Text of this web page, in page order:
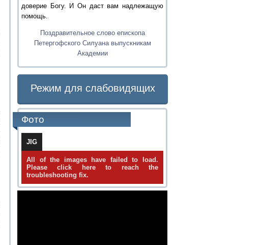
доверие Богу. И Он даст вам надлежащую
помощь.
Поздравительное слово епископа
Петергофского Силуана выпускникам
Академии
Режим для слабовидящих
Фото
JIG
All of the images have failed to load.
Please click here to reach the
troubleshooting fix.